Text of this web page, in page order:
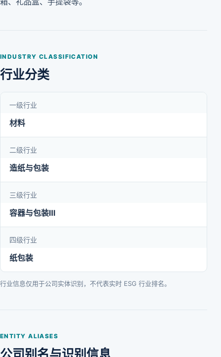
INDUSTRY CLASSIFICATION
行业分类
一级行业
材料
二级行业
造纸与包装
三级行业
容器与包装Ⅲ
四级行业
纸包装
行业信息仅用于公司实体识别，不代表实时 ESG 行业排名。
ENTITY ALIASES
公司别名与识别信息